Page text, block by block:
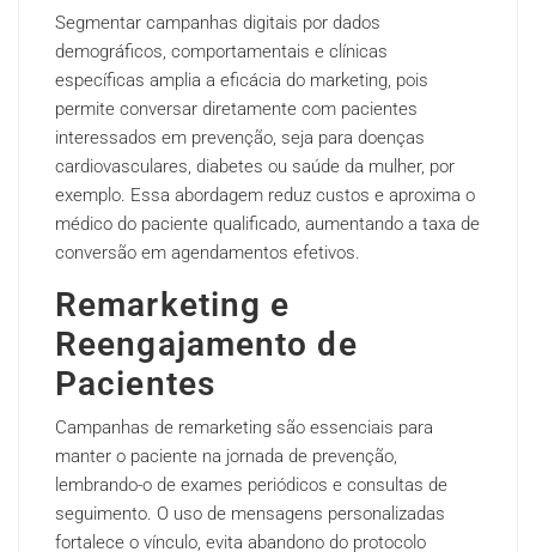
Segmentar campanhas digitais por dados
demográficos, comportamentais e clínicas
específicas amplia a eficácia do marketing, pois
permite conversar diretamente com pacientes
interessados em prevenção, seja para doenças
cardiovasculares, diabetes ou saúde da mulher, por
exemplo. Essa abordagem reduz custos e aproxima o
médico do paciente qualificado, aumentando a taxa de
conversão em agendamentos efetivos.
Remarketing e
Reengajamento de
Pacientes
Campanhas de remarketing são essenciais para
manter o paciente na jornada de prevenção,
lembrando-o de exames periódicos e consultas de
seguimento. O uso de mensagens personalizadas
fortalece o vínculo, evita abandono do protocolo